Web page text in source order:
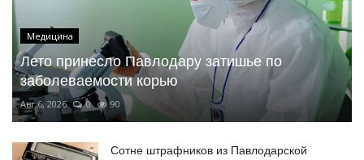
Медицина
Лето принесло Павлодару затишье по
заболеваемости корью
Авг 6, 2026 0 90
Сотне штрафников из Павлодарской